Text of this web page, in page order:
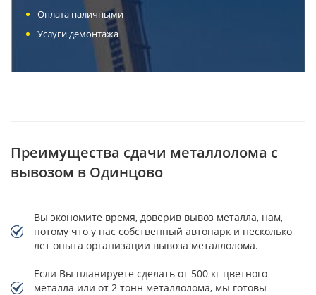
Оплата наличными
Услуги демонтажа
Преимущества сдачи металлолома с
вывозом в Одинцово
Вы экономите время, доверив вывоз металла, нам,
потому что у нас собственный автопарк и несколько
лет опыта организации вывоза металлолома.
Если Вы планируете сделать от 500 кг цветного
металла или от 2 тонн металлолома, мы готовы